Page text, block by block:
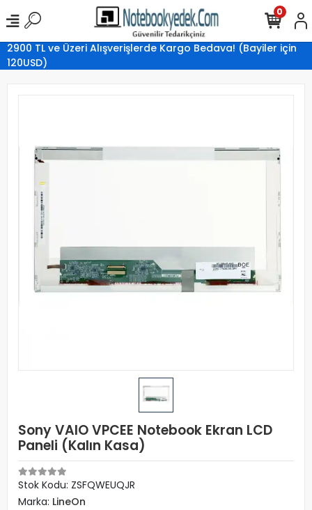
2900 TL ve Üzeri Alışverişlerde Kargo Bedava! (Bayiler için
120USD)
0
Sony VAIO VPCEE Notebook Ekran LCD
Paneli (Kalın Kasa)
Stok Kodu: ZSFQWEUQJR
Marka: LineOn